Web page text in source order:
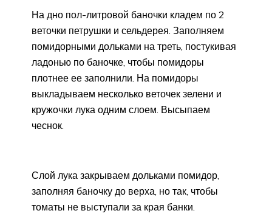
На дно пол-литровой баночки кладем по 2
веточки петрушки и сельдерея. Заполняем
помидорными дольками на треть, постукивая
ладонью по баночке, чтобы помидоры
плотнее ее заполнили. На помидоры
выкладываем несколько веточек зелени и
кружочки лука одним слоем. Высыпаем
чеснок.
Слой лука закрываем дольками помидор,
заполняя баночку до верха, но так, чтобы
томаты не выступали за края банки.